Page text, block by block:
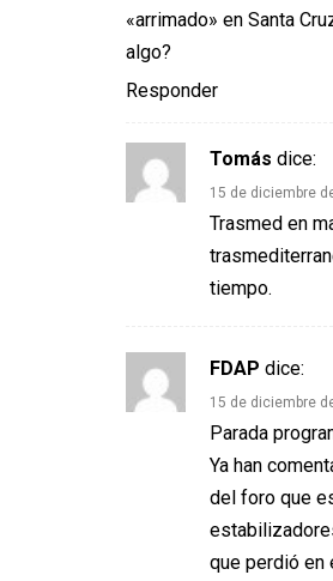
«arrimado» en Santa
algo?
Responder
Tomás dice:
15 de diciembre
Trasmed en
tiempo.
FDAP dice:
15 de diciembre
Parada
Ya han
del foro que
que perdió en